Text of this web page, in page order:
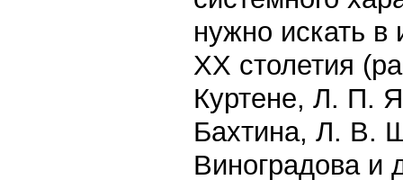
нужно искать в
XX столетия
Куртене, Л. П.
Бахтина, Л. В.
Виноградова и